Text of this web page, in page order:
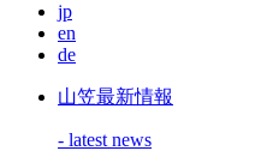
jp
en
de
山笠最新情報
- latest news